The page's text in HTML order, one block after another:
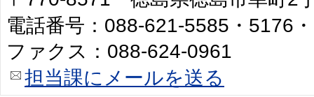
電話番号：088-621-5585・5176
ファクス：088-624-0961
担当課にメールを送る